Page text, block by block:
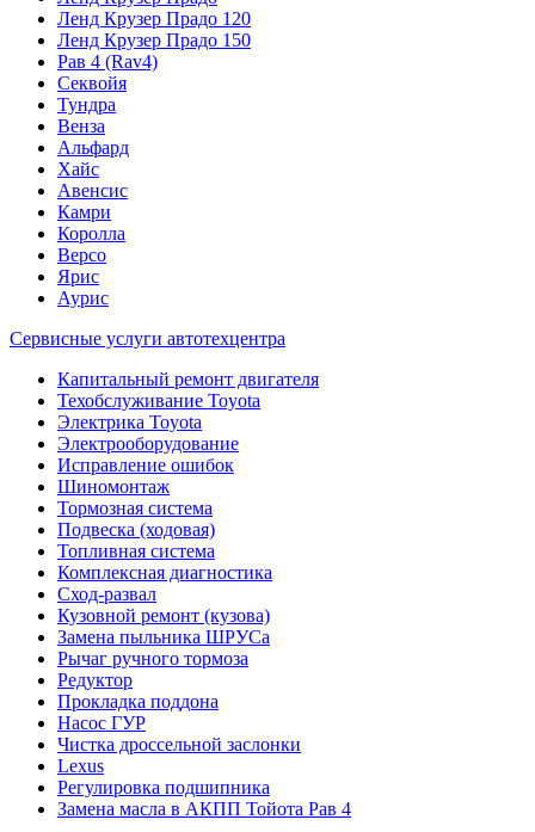
Ленд Крузер Прадо 120
Ленд Крузер Прадо 150
Рав 4 (Rav4)
Секвойя
Тундра
Венза
Альфард
Хайс
Авенсис
Камри
Королла
Версо
Ярис
Аурис
Сервисные услуги автотехцентра
Капитальный ремонт двигателя
Техобслуживание Toyota
Электрика Toyota
Электрооборудование
Исправление ошибок
Шиномонтаж
Тормозная система
Подвеска (ходовая)
Топливная система
Комплексная диагностика
Сход-развал
Кузовной ремонт (кузова)
Замена пыльника ШРУСа
Рычаг ручного тормоза
Редуктор
Прокладка поддона
Насос ГУР
Чистка дроссельной заслонки
Lexus
Регулировка подшипника
Замена масла в АКПП Тойота Рав 4